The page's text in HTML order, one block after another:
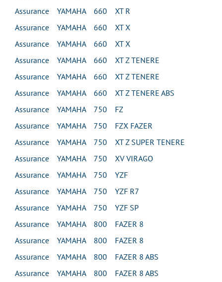
Assurance YAMAHA 660 XT R
Assurance YAMAHA 660 XT X
Assurance YAMAHA 660 XT X
Assurance YAMAHA 660 XT Z TENERE
Assurance YAMAHA 660 XT Z TENERE
Assurance YAMAHA 660 XT Z TENERE ABS
Assurance YAMAHA 750 FZ
Assurance YAMAHA 750 FZX FAZER
Assurance YAMAHA 750 XT Z SUPER TENERE
Assurance YAMAHA 750 XV VIRAGO
Assurance YAMAHA 750 YZF
Assurance YAMAHA 750 YZF R7
Assurance YAMAHA 750 YZF SP
Assurance YAMAHA 800 FAZER 8
Assurance YAMAHA 800 FAZER 8
Assurance YAMAHA 800 FAZER 8 ABS
Assurance YAMAHA 800 FAZER 8 ABS